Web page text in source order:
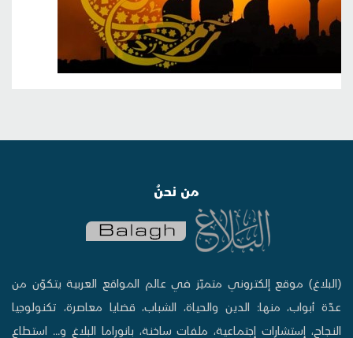
من نحنُ
(البلاغ) موقع إلكتروني متميّز في عالم المواقع العربية يتكوّن من
عدّة أبواب، منها: الدين والحياة، الشباب، قضايا معاصرة، تكنولوجيا
النجاح، إستشارات إجتماعية، ملفات ساخنة، بانوراما البلاغ و... استطاع